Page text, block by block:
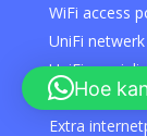
WiFi access
UniFi
UniFi
Extra
Hoe